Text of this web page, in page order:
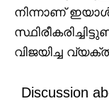
നിന്നാണ് ഇയാൾ
വിജയിച്ച
Discussion